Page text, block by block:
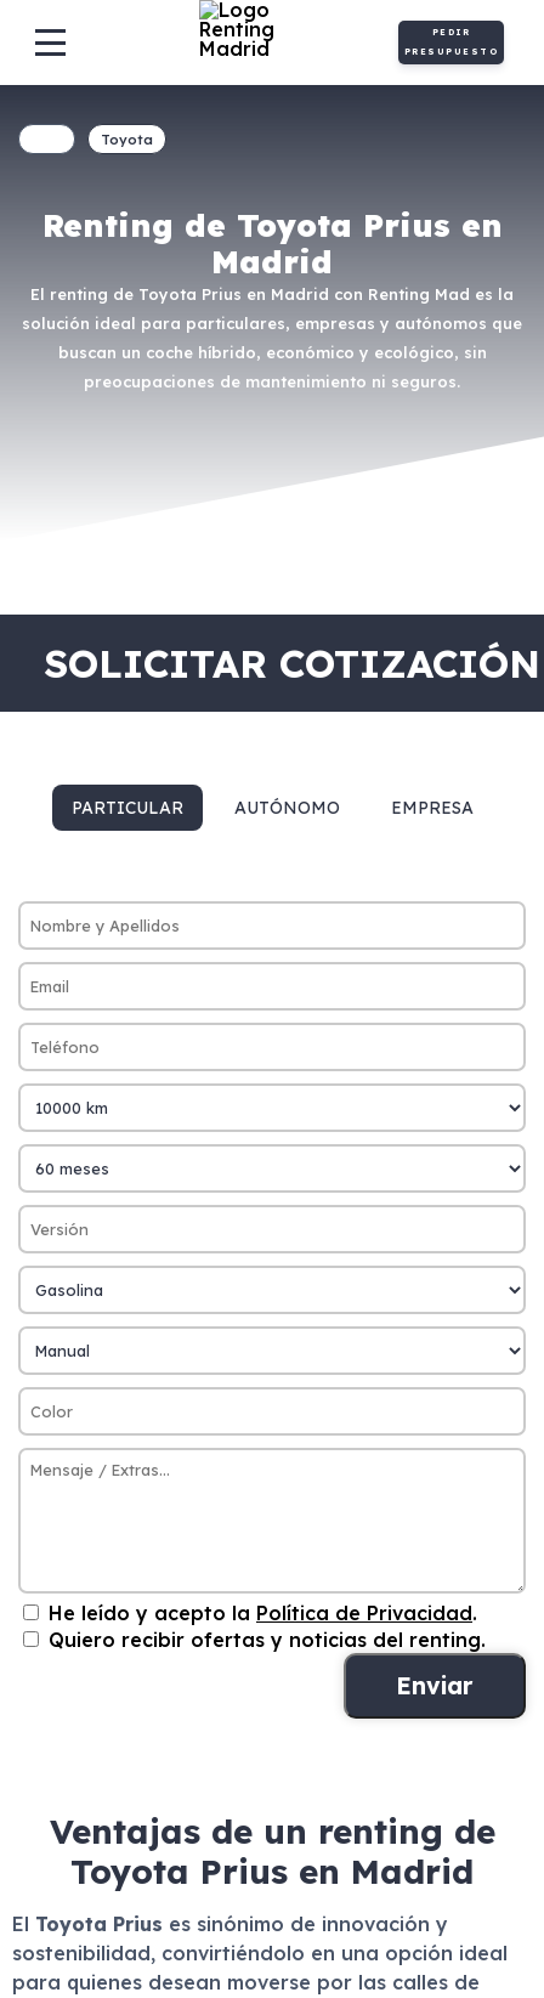
PEDIR
PRESUPUESTO
Renting de Toyota Prius en
Madrid
El renting de Toyota Prius en Madrid con Renting Mad es la
solución ideal para particulares, empresas y autónomos que
buscan un coche híbrido, económico y ecológico, sin
preocupaciones de mantenimiento ni seguros.
Toyota
SOLICITAR COTIZACIÓN
PARTICULAR AUTÓNOMO EMPRESA
He leído y acepto la Política de Privacidad.
Quiero recibir ofertas y noticias del renting.
Ventajas de un renting de
Toyota Prius en Madrid
El Toyota Prius es sinónimo de innovación y
sostenibilidad, convirtiéndolo en una opción ideal
para quienes desean moverse por las calles de